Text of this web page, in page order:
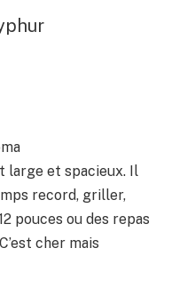
large et spacieux. Il
record, griller,
pouces ou des repas
cher mais